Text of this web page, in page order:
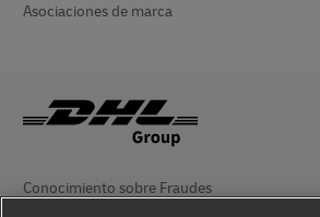
Asociaciones de marca
Conocimiento sobre Fraudes